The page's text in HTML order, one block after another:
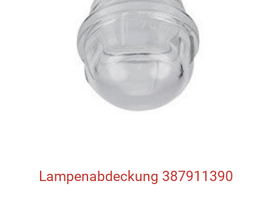
Lampenabdeckung 387911390